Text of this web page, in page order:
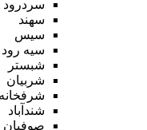
سردرود
سهند
سیس
سیه رود
شبستر
شربیان
شرفخانه
شندآباد
صوفیان